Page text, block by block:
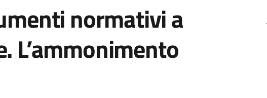
normativi a
L’ammonimento